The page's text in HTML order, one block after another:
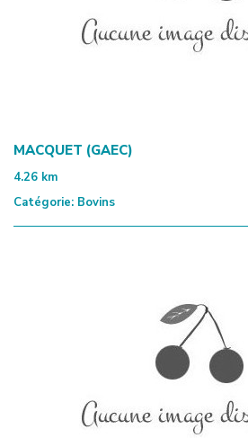
MACQUET (GAEC)
4.26 km
Catégorie: Bovins